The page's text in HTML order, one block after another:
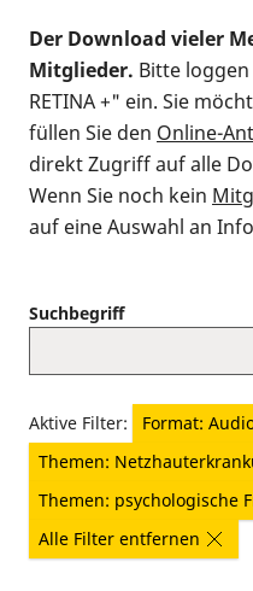
Der Download vieler
Mitglieder. Bitte
RETINA +" ein. Sie
füllen Sie den Online-
direkt Zugriff auf alle
Wenn Sie noch kein
auf eine Auswahl an
Suchbegriff
Aktive Filter: Format:
Themen:
Themen: psychologische
Alle Filter entfernen